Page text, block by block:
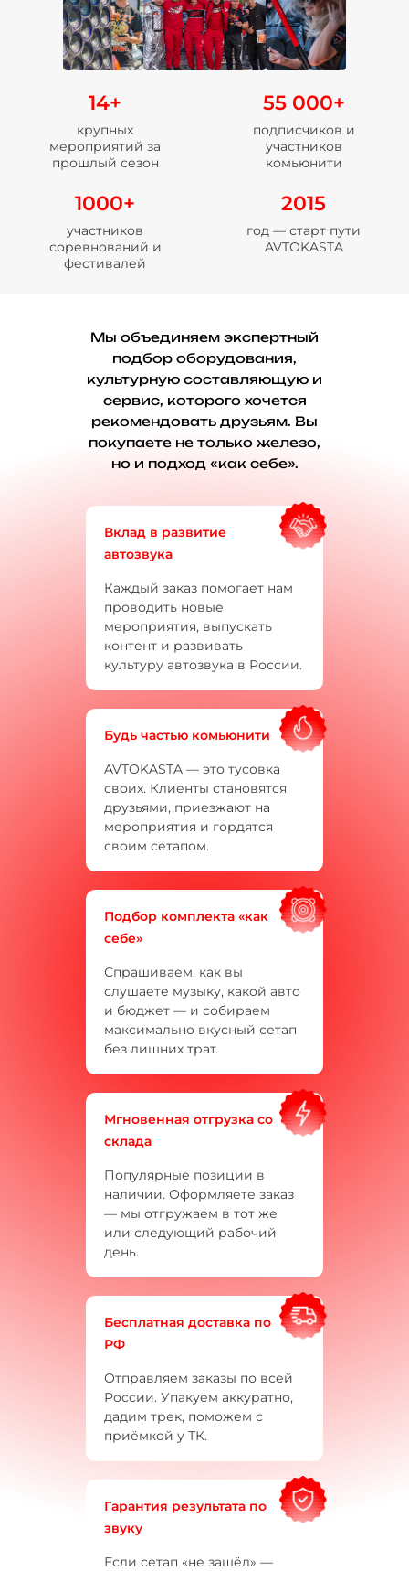
14+
крупных
мероприятий за
прошлый сезон
55 000+
подписчиков и
участников
комьюнити
1000+
участников
соревнований и
фестивалей
2015
год — старт пути
AVTOKASTA
Мы объединяем экспертный
подбор оборудования,
культурную составляющую и
сервис, которого хочется
рекомендовать друзьям. Вы
покупаете не только железо,
но и подход «как себе».
Вклад в развитие
автозвука
Каждый заказ помогает нам
проводить новые
мероприятия, выпускать
контент и развивать
культуру автозвука в России.
Будь частью комьюнити
AVTOKASTA — это тусовка
своих. Клиенты становятся
друзьями, приезжают на
мероприятия и гордятся
своим сетапом.
Подбор комплекта «как
себе»
Спрашиваем, как вы
слушаете музыку, какой авто
и бюджет — и собираем
максимально вкусный сетап
без лишних трат.
Мгновенная отгрузка со
склада
Популярные позиции в
наличии. Оформляете заказ
— мы отгружаем в тот же
или следующий рабочий
день.
Бесплатная доставка по
РФ
Отправляем заказы по всей
России. Упакуем аккуратно,
дадим трек, поможем с
приёмкой у ТК.
Гарантия результата по
звуку
Если сетап «не зашёл» —